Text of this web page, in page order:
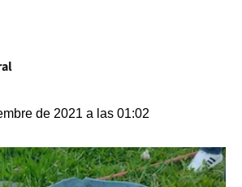
de 2021 a las 01:02